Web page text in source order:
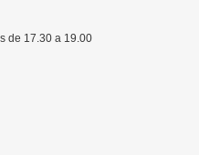
de 17.30 a 19.00